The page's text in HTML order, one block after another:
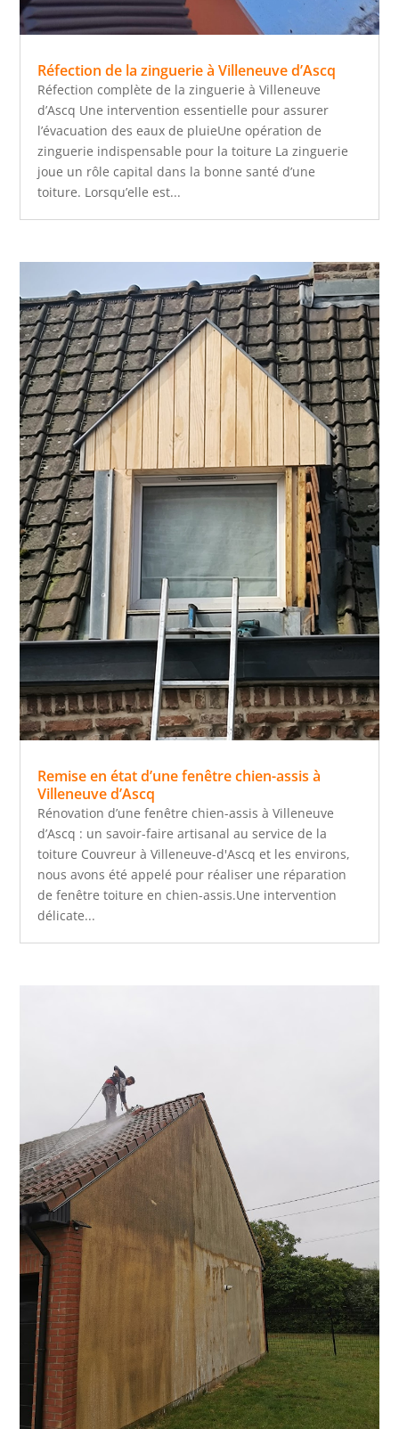
Réfection de la zinguerie à Villeneuve d’Ascq
Réfection complète de la zinguerie à Villeneuve
d’Ascq Une intervention essentielle pour assurer
l’évacuation des eaux de pluieUne opération de
zinguerie indispensable pour la toiture La zinguerie
joue un rôle capital dans la bonne santé d’une
toiture. Lorsqu’elle est...
Remise en état d’une fenêtre chien-assis à
Villeneuve d’Ascq
Rénovation d’une fenêtre chien-assis à Villeneuve
d’Ascq : un savoir-faire artisanal au service de la
toiture Couvreur à Villeneuve-d'Ascq et les environs,
nous avons été appelé pour réaliser une réparation
de fenêtre toiture en chien-assis.Une intervention
délicate...